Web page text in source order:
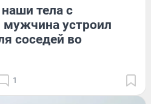
тела с
мужчина устроил
соседей во
1